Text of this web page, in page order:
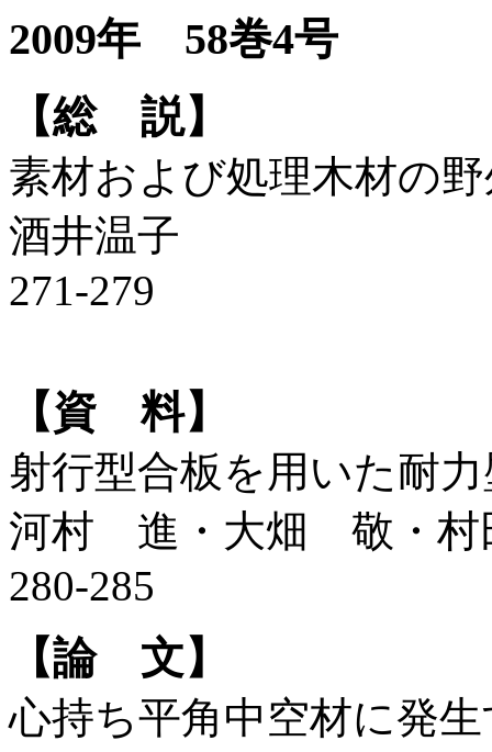
2009年 58巻4号
【総 説】
素材および処理木材の
酒井温子
271-279
【資 料】
射行型合板を用いた耐
河村 進・大畑 敬・村
280-285
【論 文】
心持ち平角中空材に発